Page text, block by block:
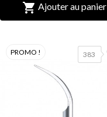
 Ajouter au panier
383
PROMO !